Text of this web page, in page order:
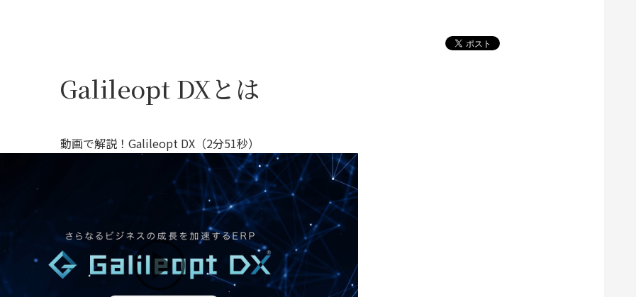
Galileopt DXとは
動画で解説！Galileopt DX（2分51秒）